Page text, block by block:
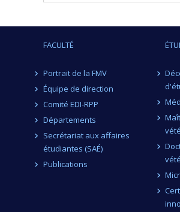
FACULTÉ
Portrait de la FMV
Équipe de direction
Comité EDI-RPP
Départements
Secrétariat aux affaires
étudiantes (SAÉ)
Publications